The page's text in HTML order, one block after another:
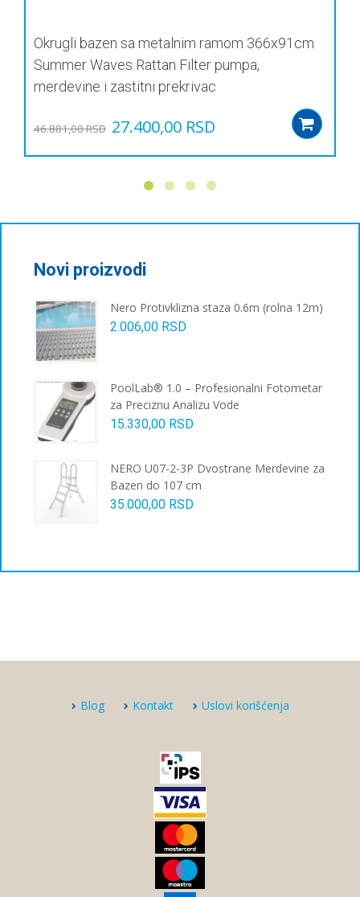
Okrugli bazen sa metalnim ramom 366x91cm
Summer Waves Rattan Filter pumpa,
merdevine i zastitni prekrivac
46.881,00RSD Оригинална
цена
46.881,00 RSD.
27.400,00 RSD Тренутна
цена
Novi proizvodi
Nero Protivklizna staza 0.6m (rolna 12m)
2.006,00 RSD
PoolLab® 1.0 – Profesionalni Fotometar
za Preciznu Analizu Vode
15.330,00 RSD
NERO U07-2-3P Dvostrane Merdevine za
Bazen do 107 cm
35.000,00 RSD
Blog Kontakt Uslovi korišćenja